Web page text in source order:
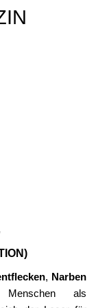
, Narben
als